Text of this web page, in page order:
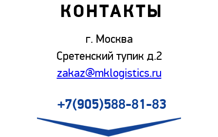
КОНТАКТЫ
г. Москва
Сретенский тупик д.2
zakaz@mklogistics.ru
+7(905)588-81-83